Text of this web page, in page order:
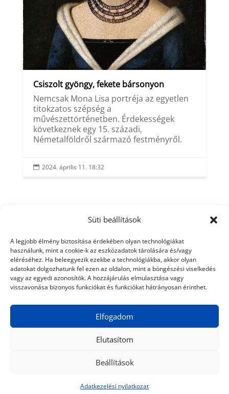
Süti beállítások
A legjobb élmény biztosítása érdekében olyan technológiákat
használunk, mint a cookie-k az eszközadatok tárolására és/vagy
eléréséhez. Ha beleegyezik ezekbe a technológiákba, akkor olyan
adatokat dolgozhatunk fel ezen az oldalon, mint a böngészési viselkedés
vagy az egyedi azonosítók. A hozzájárulás elmulasztása vagy
visszavonása bizonyos funkciókat és funkciókat hátrányosan érinthet.
Elfogadom
Elutasítom
Beállítások
Adatkezelési nyilatkozat
Csiszolt gyöngy, fekete bársonyon
Nemcsak Mona Lisa portréja az egyetlen
titokzatos szépség a
művészettörténetben. Érdekességek
következnek egy 15. századi,
Németalföldről származó festményről.
 2024. április 11. 18:32
© 2024 Tiéd a Világ
Médiaajánlat